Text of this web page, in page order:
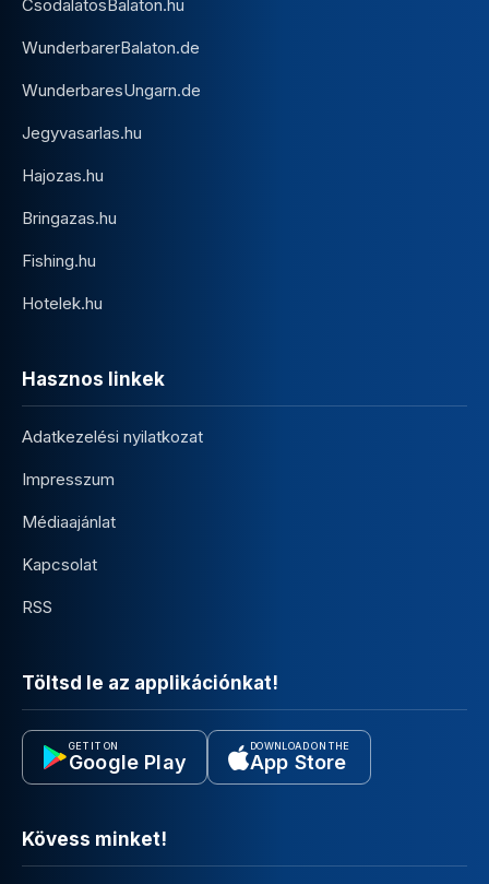
CsodalatosBalaton.hu
WunderbarerBalaton.de
WunderbaresUngarn.de
Jegyvasarlas.hu
Hajozas.hu
Bringazas.hu
Fishing.hu
Hotelek.hu
Hasznos linkek
Adatkezelési nyilatkozat
Impresszum
Médiaajánlat
Kapcsolat
RSS
Töltsd le az applikációnkat!
GET IT ON
Google Play
DOWNLOAD ON THE
App Store
Kövess minket!